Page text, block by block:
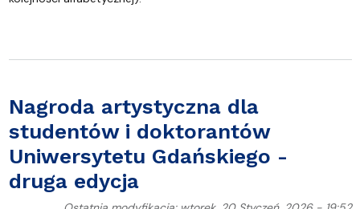
Nagroda artystyczna dla
studentów i doktorantów
Uniwersytetu Gdańskiego -
druga edycja